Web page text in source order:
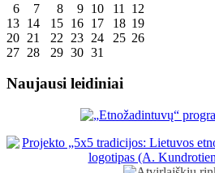
6
7 8 9 10 11
12
13 14 15 16 17 18 19
20 21 22 23 24 25 26
27 28 29 30 31
Naujausi leidiniai